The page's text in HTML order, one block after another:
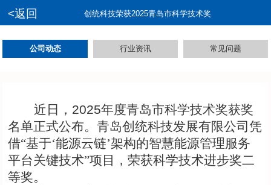
<返回 创统科技荣获2025青岛市科学技术奖
公司动态 行业资讯 常见问题
近日， 2025年度青岛市科学技术奖获奖
名单正式公布。青岛创统科技发展有限公司凭
借“基于‘能源云链’架构的智慧能源管理服务
平台关键技术”项目，荣获科学技术进步奖二
等奖。